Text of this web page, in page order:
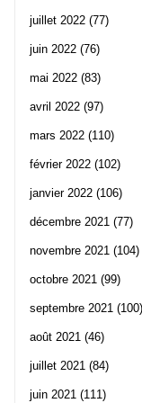
juillet 2022 (77)
juin 2022 (76)
mai 2022 (83)
avril 2022 (97)
mars 2022 (110)
février 2022 (102)
janvier 2022 (106)
décembre 2021 (77)
novembre 2021 (104)
octobre 2021 (99)
septembre 2021 (100)
août 2021 (46)
juillet 2021 (84)
juin 2021 (111)